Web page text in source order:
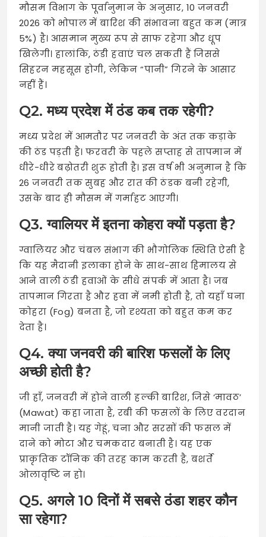
मौसम विभाग के पूर्वानुमान के अनुसार, 10 जनवरी
2026 को भोपाल में बारिश की संभावना बहुत कम (मात्र
5%) है। आसमान मुख्य रूप से साफ रहेगा और धूप
खिलेगी। हालांकि, ठंडी हवाएं चल सकती हैं जिससे
सिहरन महसूस होगी, लेकिन “पानी” गिरने के आसार
नहीं हैं।
Q2. मध्य प्रदेश में ठंड कब तक रहेगी?
मध्य प्रदेश में आमतौर पर जनवरी के अंत तक कड़ाके
की ठंड पड़ती है। फरवरी के पहले सप्ताह से तापमान में
धीरे-धीरे बढ़ोतरी शुरू होती है। इस वर्ष भी अनुमान है कि
26 जनवरी तक सुबह और रात की ठंडक बनी रहेगी,
उसके बाद ही मौसम में गर्माहट आएगी।
Q3. ग्वालियर में इतना कोहरा क्यों पड़ता है?
ग्वालियर और चंबल संभाग की भौगोलिक स्थिति ऐसी है
कि यह मैदानी इलाका होने के साथ-साथ हिमालय से
आने वाली ठंडी हवाओं के सीधे संपर्क में आता है। जब
तापमान गिरता है और हवा में नमी होती है, तो यहाँ घना
कोहरा (Fog) बनता है, जो दृश्यता को बहुत कम कर
देता है।
Q4. क्या जनवरी की बारिश फसलों के लिए
अच्छी होती है?
जी हाँ, जनवरी में होने वाली हल्की बारिश, जिसे ‘मावठ’
(Mawat) कहा जाता है, रबी की फसलों के लिए वरदान
मानी जाती है। यह गेहूं, चना और सरसों की फसल में
दाने को मोटा और चमकदार बनाती है। यह एक
प्राकृतिक टॉनिक की तरह काम करती है, बशर्ते
ओलावृष्टि न हो।
Q5. अगले 10 दिनों में सबसे ठंडा शहर कौन
सा रहेगा?